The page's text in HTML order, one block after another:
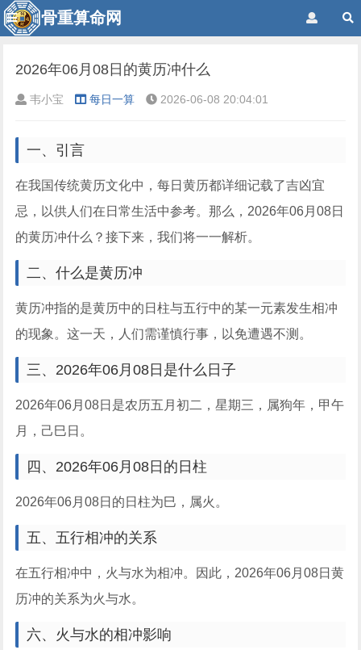
骨重算命网
2026年06月08日的黄历冲什么
韦小宝 每日一算 2026-06-08 20:04:01
一、引言
在我国传统黄历文化中，每日黄历都详细记载了吉凶宜
忌，以供人们在日常生活中参考。那么，2026年06月08日
的黄历冲什么？接下来，我们将一一解析。
二、什么是黄历冲
黄历冲指的是黄历中的日柱与五行中的某一元素发生相冲
的现象。这一天，人们需谨慎行事，以免遭遇不测。
三、2026年06月08日是什么日子
2026年06月08日是农历五月初二，星期三，属狗年，甲午
月，己巳日。
四、2026年06月08日的日柱
2026年06月08日的日柱为巳，属火。
五、五行相冲的关系
在五行相冲中，火与水为相冲。因此，2026年06月08日黄
历冲的关系为火与水。
六、火与水的相冲影响